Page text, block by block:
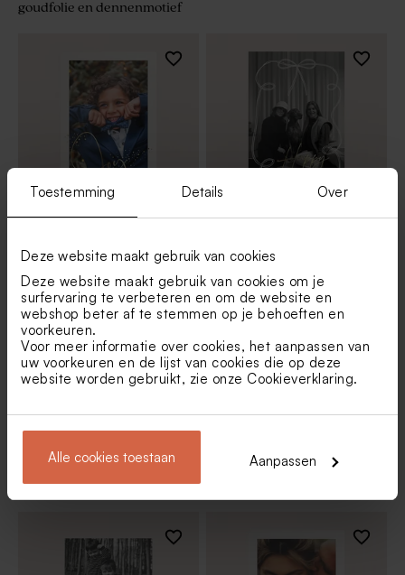
Toestemming Details Over
Deze website maakt gebruik van cookies
Deze website maakt gebruik van cookies om je
surfervaring te verbeteren en om de website en
webshop beter af te stemmen op je behoeften en
voorkeuren.
Voor meer informatie over cookies, het aanpassen van
uw voorkeuren en de lijst van cookies die op deze
website worden gebruikt, zie onze Cookieverklaring.
Alle cookies toestaan Aanpassen
goudfolie en dennenmotief
goudfolie
strikje en goudfolie
tartan en foto
Staande teddylook kerstkaart